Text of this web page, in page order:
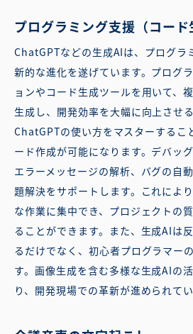
プログラミング支援（コード
ChatGPTなどの生成AIは、プログラ
新的な進化を遂げています。プログ
ョンやコード生成ツールを用いて、
生成し、開発効率を大幅に向上させ
ChatGPTの使い方をマスターするこ
ード作成が可能になります。デバッ
エラーメッセージの解析、バグの自
題解決をサポートします。これによ
な作業に集中でき、プロジェクトの
ることができます。また、生成AIは
るだけでなく、初心者プログラマー
す。画像生成を含む多様な生成AIの
り、開発現場での革新が進められてい